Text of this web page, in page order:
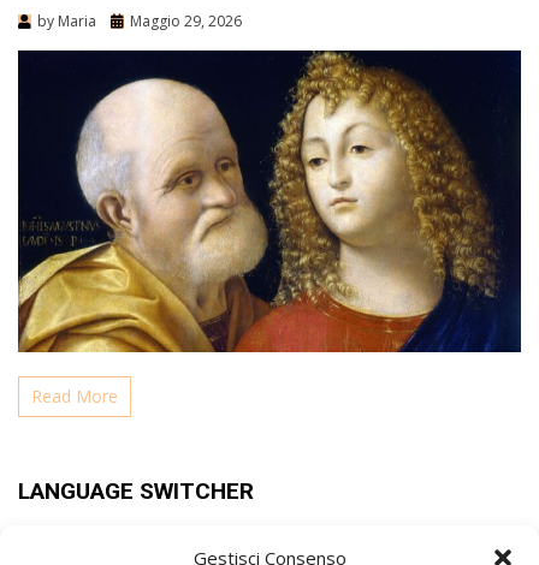
Gestisci Consenso
by Maria Maggio 29, 2026
Read More
LANGUAGE SWITCHER